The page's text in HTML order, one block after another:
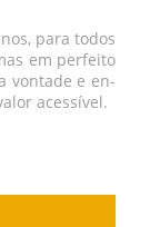
para to­dos
em per­feito
von­tade e en­
acessível.